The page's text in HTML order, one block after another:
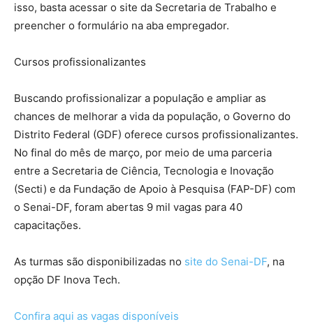
isso, basta acessar o site da Secretaria de Trabalho e
preencher o formulário na aba empregador.
Cursos profissionalizantes
Buscando profissionalizar a população e ampliar as
chances de melhorar a vida da população, o Governo do
Distrito Federal (GDF) oferece cursos profissionalizantes.
No final do mês de março, por meio de uma parceria
entre a Secretaria de Ciência, Tecnologia e Inovação
(Secti) e da Fundação de Apoio à Pesquisa (FAP-DF) com
o Senai-DF, foram abertas 9 mil vagas para 40
capacitações.
As turmas são disponibilizadas no site do Senai-DF, na
opção DF Inova Tech.
Confira aqui as vagas disponíveis